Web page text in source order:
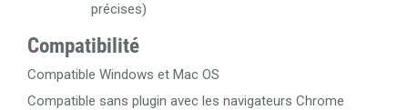
précises)
Compatibilité
Compatible Windows et Mac OS
Compatible sans plugin avec les navigateurs Chrome